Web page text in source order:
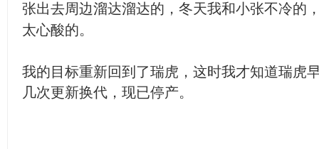
张出去周边溜达溜达的，冬天我和小张不冷的
太心酸的。
我的目标重新回到了瑞虎，这时我才知道瑞虎
几次更新换代，现已停产。